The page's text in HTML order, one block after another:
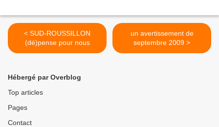
< SUD-ROUSSILLON
(dé)pense pour nous
un avertissement de
septembre 2009 >
Hébergé par Overblog
Top articles
Pages
Contact